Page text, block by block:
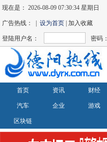
现在是：2026-08-09 07:30:35 星期日
广告热线： |设为首页 | 加入收藏
登陆用户名： 密码：
首页 资讯 财经
汽车 企业 游戏
区块链